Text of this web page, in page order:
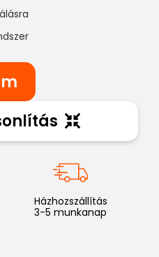
Házhozszállítás
3-5 munkanap